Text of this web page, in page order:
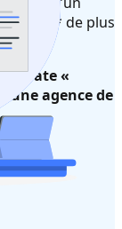
29 %* de plus
«
agence de